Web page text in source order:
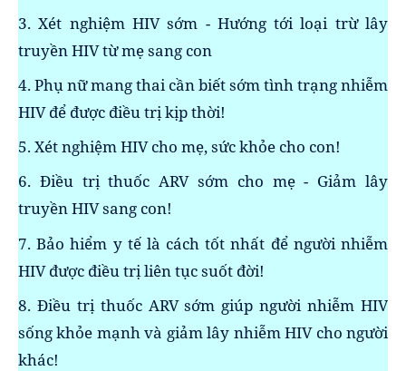
3. Xét nghiệm HIV sớm - Hướng tới loại trừ lây
truyền HIV từ mẹ sang con
4. Phụ nữ mang thai cần biết sớm tình trạng nhiễm
HIV để được điều trị kịp thời!
5. Xét nghiệm HIV cho mẹ, sức khỏe cho con!
6. Điều trị thuốc ARV sớm cho mẹ - Giảm lây
truyền HIV sang con!
7. Bảo hiểm y tế là cách tốt nhất để người nhiễm
HIV được điều trị liên tục suốt đời!
8. Điều trị thuốc ARV sớm giúp người nhiễm HIV
sống khỏe mạnh và giảm lây nhiễm HIV cho người
khác!